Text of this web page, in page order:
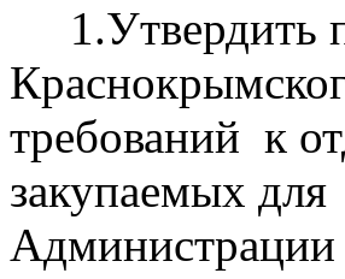
1.Утвердить
требований к
закупаемых для
Администрации